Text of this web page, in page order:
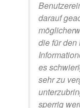
darauf
die für den
es
sehr zu
sperrig